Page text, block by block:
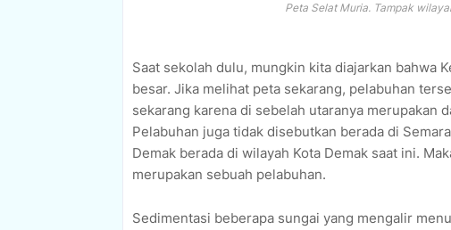
Peta Selat Muria. Tampak
Saat sekolah dulu, mungkin kita diajarkan bahwa
besar. Jika melihat peta sekarang, pelabuhan
sekarang karena di sebelah utaranya merupakan
Pelabuhan juga tidak disebutkan berada di
Demak berada di wilayah Kota Demak saat ini.
merupakan sebuah pelabuhan.
Sedimentasi beberapa sungai yang mengalir